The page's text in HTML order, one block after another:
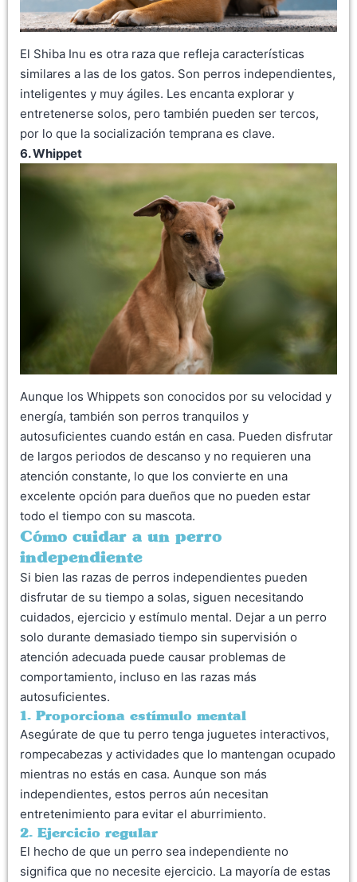
El Shiba Inu es otra raza que refleja características
similares a las de los gatos. Son perros independientes,
inteligentes y muy ágiles. Les encanta explorar y
entretenerse solos, pero también pueden ser tercos,
por lo que la socialización temprana es clave.
6. Whippet
Aunque los Whippets son conocidos por su velocidad y
energía, también son perros tranquilos y
autosuficientes cuando están en casa. Pueden disfrutar
de largos periodos de descanso y no requieren una
atención constante, lo que los convierte en una
excelente opción para dueños que no pueden estar
todo el tiempo con su mascota.
Cómo cuidar a un perro
independiente
Si bien las razas de perros independientes pueden
disfrutar de su tiempo a solas, siguen necesitando
cuidados, ejercicio y estímulo mental. Dejar a un perro
solo durante demasiado tiempo sin supervisión o
atención adecuada puede causar problemas de
comportamiento, incluso en las razas más
autosuficientes.
1. Proporciona estímulo mental
Asegúrate de que tu perro tenga juguetes interactivos,
rompecabezas y actividades que lo mantengan ocupado
mientras no estás en casa. Aunque son más
independientes, estos perros aún necesitan
entretenimiento para evitar el aburrimiento.
2. Ejercicio regular
El hecho de que un perro sea independiente no
significa que no necesite ejercicio. La mayoría de estas